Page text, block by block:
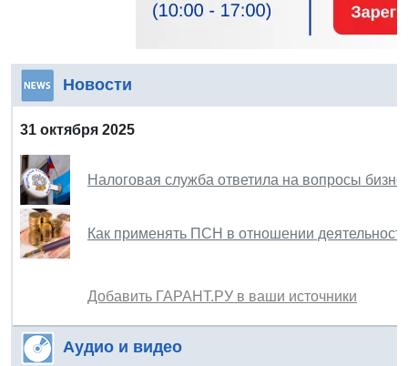
Новости
31 октября 2025
Налоговая служба ответила на вопросы
Как применять ПСН в отношении
Добавить ГАРАНТ.РУ в ваши источники
Аудио и видео